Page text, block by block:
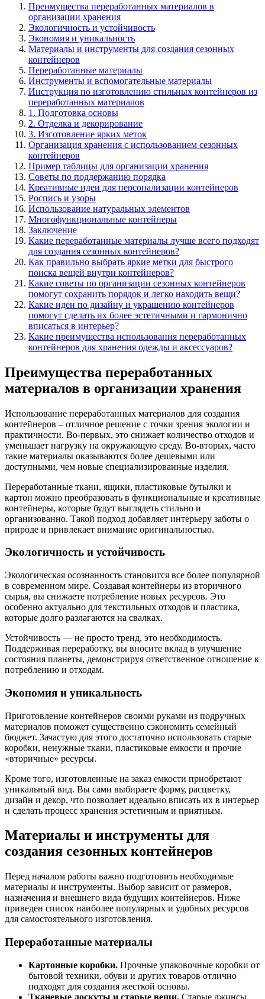
Преимущества переработанных материалов в
организации хранения
Экологичность и устойчивость
Экономия и уникальность
Материалы и инструменты для создания сезонных
контейнеров
Переработанные материалы
Инструменты и вспомогательные материалы
Инструкция по изготовлению стильных контейнеров из
переработанных материалов
1. Подготовка основы
2. Отделка и декорирование
3. Изготовление ярких меток
Организация хранения с использованием сезонных
контейнеров
Пример таблицы для организации хранения
Советы по поддержанию порядка
Креативные идеи для персонализации контейнеров
Роспись и узоры
Использование натуральных элементов
Многофункциональные контейнеры
Заключение
Какие переработанные материалы лучше всего подходят
для создания сезонных контейнеров?
Как правильно выбрать яркие метки для быстрого
поиска вещей внутри контейнеров?
Какие советы по организации сезонных контейнеров
помогут сохранить порядок и легко находить вещи?
Какие идеи по дизайну и украшению контейнеров
помогут сделать их более эстетичными и гармонично
вписаться в интерьер?
Какие преимущества использования переработанных
контейнеров для хранения одежды и аксессуаров?
Преимущества переработанных
материалов в организации хранения
Использование переработанных материалов для создания
контейнеров – отличное решение с точки зрения экологии и
практичности. Во-первых, это снижает количество отходов и
уменьшает нагрузку на окружающую среду. Во-вторых, часто
такие материалы оказываются более дешевыми или
доступными, чем новые специализированные изделия.
Переработанные ткани, ящики, пластиковые бутылки и
картон можно преобразовать в функциональные и креативные
контейнеры, которые будут выглядеть стильно и
организованно. Такой подход добавляет интерьеру заботы о
природе и привлекает внимание оригинальностью.
Экологичность и устойчивость
Экологическая осознанность становится все более популярной
в современном мире. Создавая контейнеры из вторичного
сырья, вы снижаете потребление новых ресурсов. Это
особенно актуально для текстильных отходов и пластика,
которые долго разлагаются на свалках.
Устойчивость — не просто тренд, это необходимость.
Поддерживая переработку, вы вносите вклад в улучшение
состояния планеты, демонстрируя ответственное отношение к
потреблению и отходам.
Экономия и уникальность
Приготовление контейнеров своими руками из подручных
материалов поможет существенно сэкономить семейный
бюджет. Зачастую для этого достаточно использовать старые
коробки, ненужные ткани, пластиковые емкости и прочие
«вторичные» ресурсы.
Кроме того, изготовленные на заказ емкости приобретают
уникальный вид. Вы сами выбираете форму, расцветку,
дизайн и декор, что позволяет идеально вписать их в интерьер
и сделать процесс хранения эстетичным и приятным.
Материалы и инструменты для
создания сезонных контейнеров
Перед началом работы важно подготовить необходимые
материалы и инструменты. Выбор зависит от размеров,
назначения и внешнего вида будущих контейнеров. Ниже
приведен список наиболее популярных и удобных ресурсов
для самостоятельного изготовления.
Переработанные материалы
Картонные коробки. Прочные упаковочные коробки от
бытовой техники, обуви и других товаров отлично
подходят для создания жесткой основы.
Тканевые лоскуты и старые вещи. Старые джинсы,